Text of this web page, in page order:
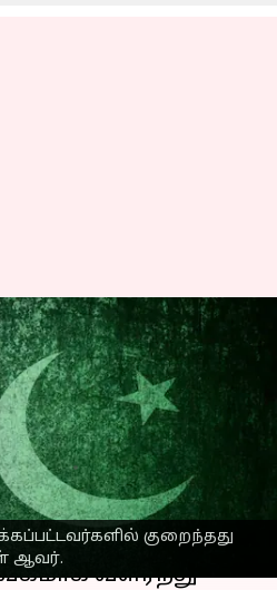
குறைந்தது
ஆவர்.
அதிகம்
நாடு:
16, 2023 11:53 am
வளர்ந்து